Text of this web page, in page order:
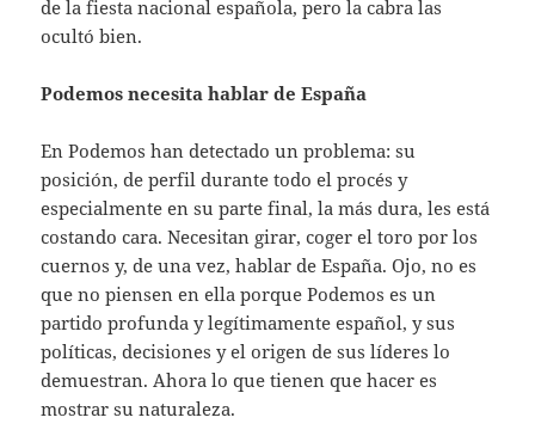
de la fiesta nacional española, pero la cabra las
ocultó bien.
Podemos necesita hablar de España
En Podemos han detectado un problema: su
posición, de perfil durante todo el procés y
especialmente en su parte final, la más dura, les está
costando cara. Necesitan girar, coger el toro por los
cuernos y, de una vez, hablar de España. Ojo, no es
que no piensen en ella porque Podemos es un
partido profunda y legítimamente español, y sus
políticas, decisiones y el origen de sus líderes lo
demuestran. Ahora lo que tienen que hacer es
mostrar su naturaleza.